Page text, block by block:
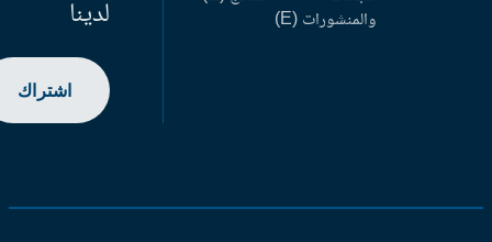
والمنشورات (E)
لدينا
اشتراك